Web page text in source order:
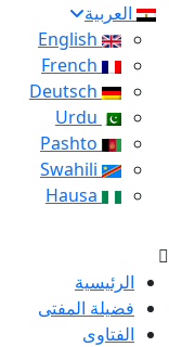
العربية
الرئيسية
فضيلة المفتى
الفتاوى